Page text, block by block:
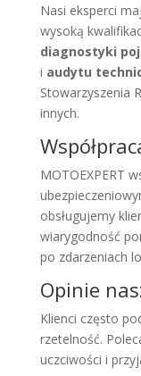
Nasi eksperci
wysoką
diagnostyki
i audytu
Stowarzyszenia
innych.
MOTOEXPERT
obsługujemy
wiarygodność
po zdarzeniach
Opinie
Klienci często
rzetelność.
uczciwości i